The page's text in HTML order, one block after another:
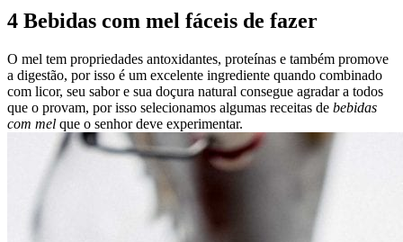
4 Bebidas com mel fáceis de fazer
O mel tem propriedades antoxidantes, proteínas e também promove
a digestão, por isso é um excelente ingrediente quando combinado
com licor, seu sabor e sua doçura natural consegue agradar a todos
que o provam, por isso selecionamos algumas receitas de bebidas
com mel que o senhor deve experimentar.